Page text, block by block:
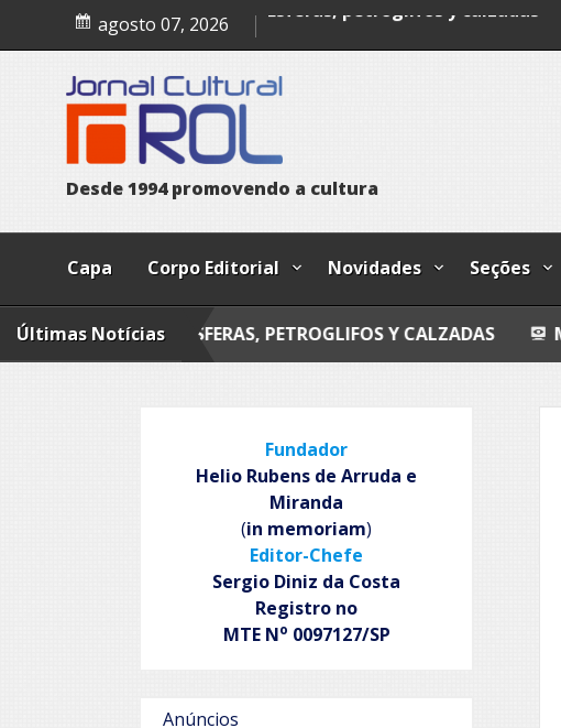
content
agosto 07, 2026
Desde1994 promovendo a cultura
Capa Corpo Editorial Novidades Seções
Últimas Notícias
ESFERAS, PETROGLIFOS Y CALZADAS MANDALA
Fundador
Helio Rubens de Arruda e
Miranda
(in memoriam)
Editor-Chefe
Sergio Diniz da Costa
Registro no
MTE No 0097127/SP
Anúncios